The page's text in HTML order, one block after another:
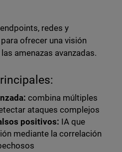
redes y
ofrecer una visión
amenazas avanzadas.
combina múltiples
ataques complejos
positivos: IA que
mediante la correlación